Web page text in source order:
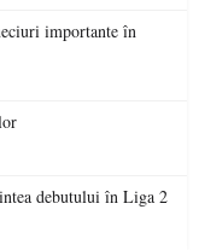
importante în
debutului în Liga 2